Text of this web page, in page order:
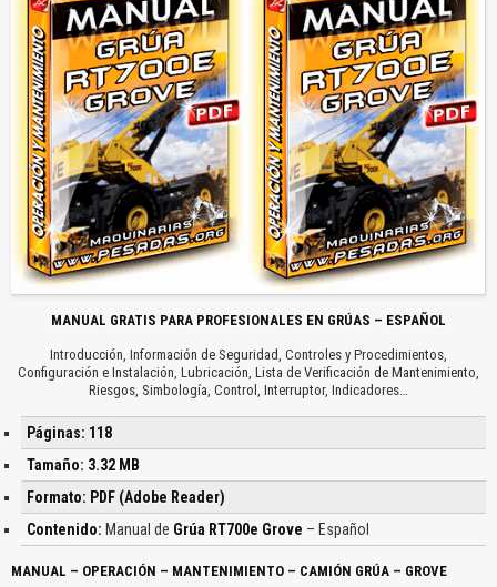
MANUAL GRATIS PARA PROFESIONALES EN GRÚAS – ESPAÑOL
Introducción, Información de Seguridad, Controles y Procedimientos,
Configuración e Instalación, Lubricación, Lista de Verificación de Mantenimiento,
Riesgos, Simbología, Control, Interruptor, Indicadores…
Páginas: 118
Tamaño: 3.32 MB
Formato: PDF (Adobe Reader)
Contenido: Manual de Grúa RT700e Grove – Español
MANUAL – OPERACIÓN – MANTENIMIENTO – CAMIÓN GRÚA – GROVE